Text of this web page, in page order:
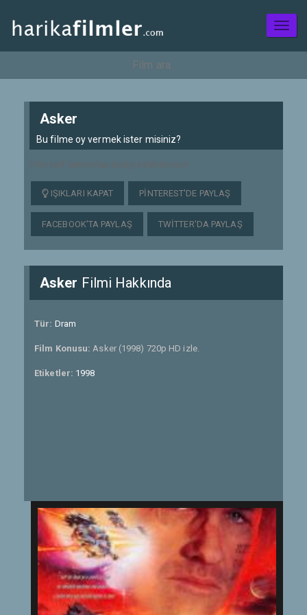
Asker
Bu filme oy vermek ister misiniz?
IŞIKLARI KAPAT PINTEREST'DE PAYLAŞ
FACEBOOK'TA PAYLAŞ TWITTER'DA PAYLAŞ
Asker Filmi Hakkında
Tür: Dram
Film Konusu:Asker (1998) 720p HD izle.
Etiketler: 1998